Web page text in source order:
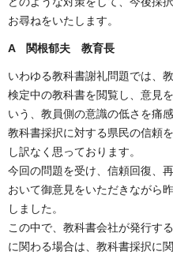
お尋ねをいたします。
A 関根郁夫 教育長
いわゆる教科書謝礼問題では、
検定中の教科書を閲覧し、意見
いう、教員側の意識の低さを痛
教科書採択に対する県民の信頼
し訳なく思っております。
今回の問題を受け、信頼回復、
おいて御意見をいただきながら
しました。
この中で、教科書会社が発行す
に関わる場合は、教科書採択に